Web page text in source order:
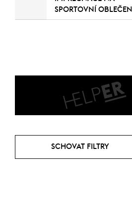
SPORTOVNÍ OBLEČENÍ
SCHOVAT FILTRY